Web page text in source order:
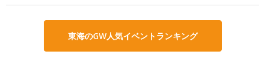
東海のGW人気イベントランキング